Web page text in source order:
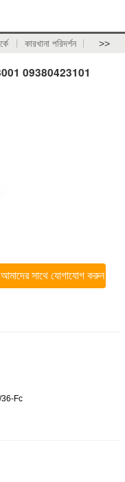
কারখানা পরিদর্শন >>
09380423101
আমাদের সাথে যোগাযোগ করুন
Fc